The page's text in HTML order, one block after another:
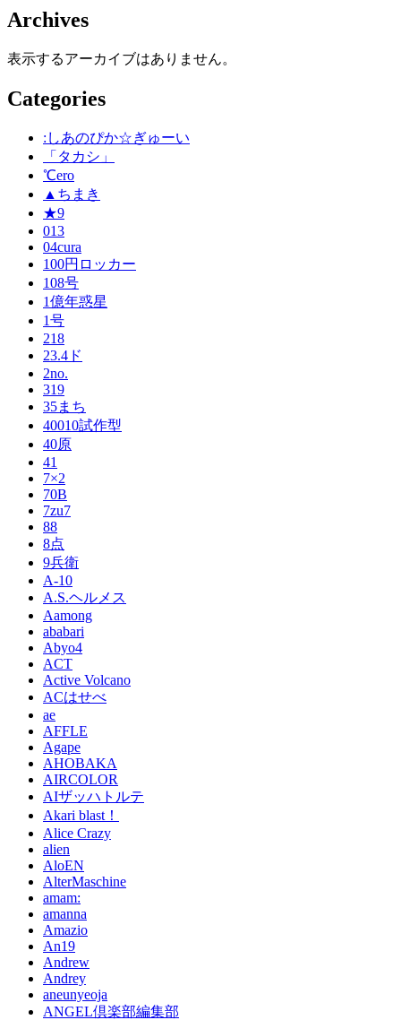
Archives
表示するアーカイブはありません。
Categories
:しあのぴか☆ぎゅーい
「タカシ」
℃ero
▲ちまき
★9
013
04cura
100円ロッカー
108号
1億年惑星
1号
218
23.4ド
2no.
319
35まち
40010試作型
40原
41
7×2
70B
7zu7
88
8点
9兵衛
A-10
A.S.ヘルメス
Aamong
ababari
Abyo4
ACT
Active Volcano
ACはせべ
ae
AFFLE
Agape
AHOBAKA
AIRCOLOR
AIザッハトルテ
Akari blast！
Alice Crazy
alien
AloEN
AlterMaschine
amam:
amanna
Amazio
An19
Andrew
Andrey
aneunyeoja
ANGEL倶楽部編集部